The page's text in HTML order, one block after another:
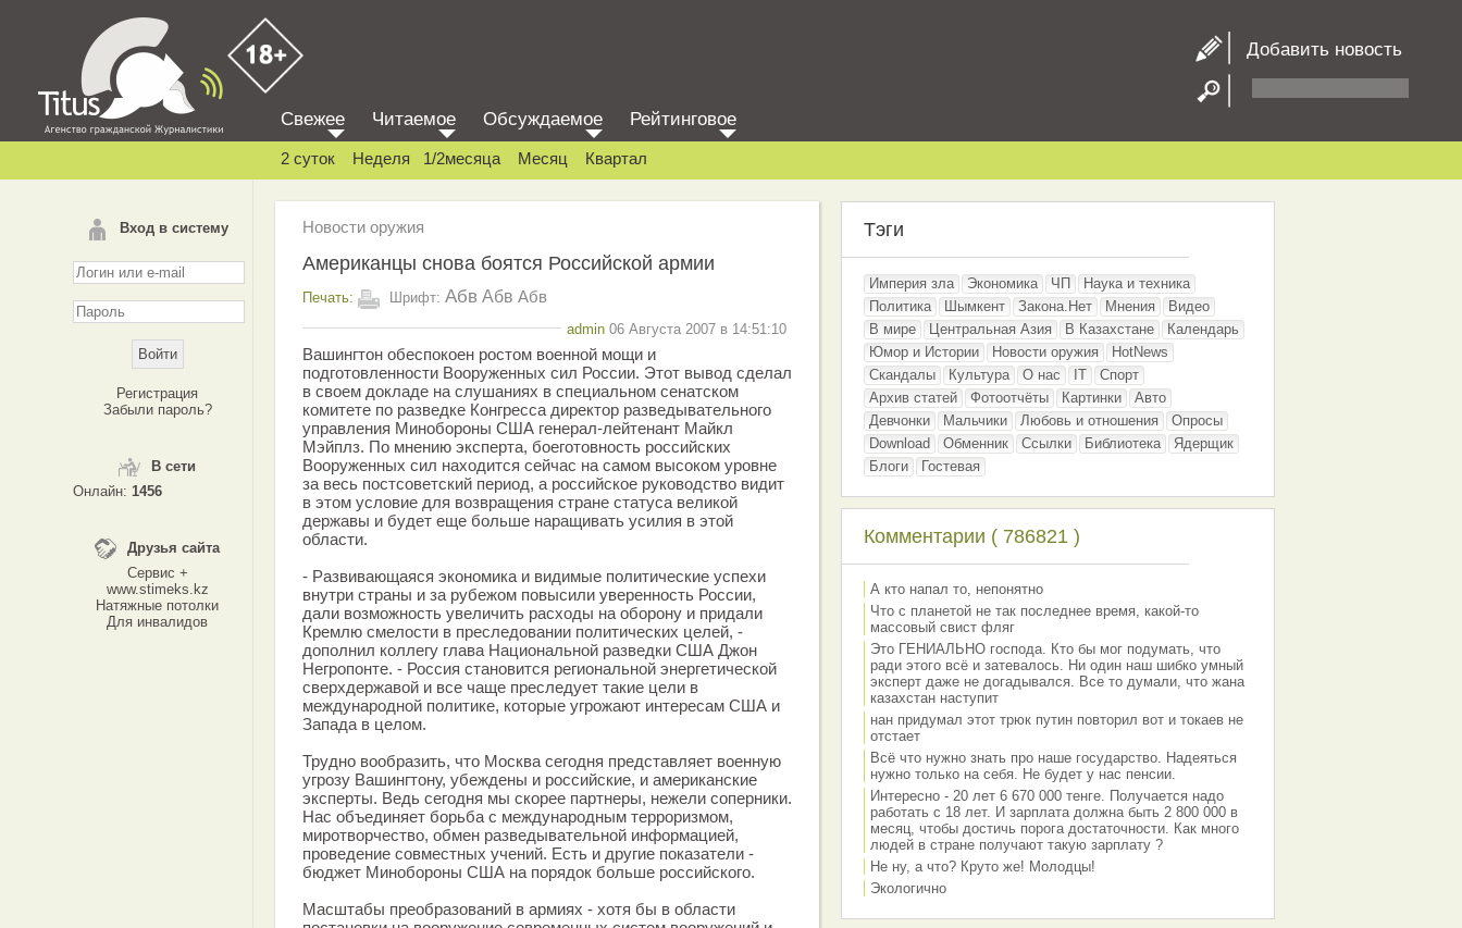
Добавить новость
Вход в систему
Регистрация
Забыли пароль?
В сети
Онлайн: 1456
Друзья сайта
Сервис +
www.stimeks.kz
Натяжные потолки
Для инвалидов
Свежее Читаемое Обсуждаемое Рейтинговое
2 суток Неделя 1/2месяца Месяц Квартал
Новости оружия
Американцы снова боятся Российской армии
Печать: Шрифт: Абв Абв Абв
admin 06 Августа 2007 в 14:51:10
Вашингтон обеспокоен ростом военной мощи и
подготовленности Вооруженных сил России. Этот вывод сделал
в своем докладе на слушаниях в специальном сенатском
комитете по разведке Конгресса директор разведывательного
управления Минобороны США генерал-лейтенант Майкл
Мэйплз. По мнению эксперта, боеготовность российских
Вооруженных сил находится сейчас на самом высоком уровне
за весь постсоветский период, а российское руководство видит
в этом условие для возвращения стране статуса великой
державы и будет еще больше наращивать усилия в этой
области.
- Развивающаяся экономика и видимые политические успехи
внутри страны и за рубежом повысили уверенность России,
дали возможность увеличить расходы на оборону и придали
Кремлю смелости в преследовании политических целей, -
дополнил коллегу глава Национальной разведки США Джон
Негропонте. - Россия становится региональной энергетической
сверхдержавой и все чаще преследует такие цели в
международной политике, которые угрожают интересам США и
Запада в целом.
Трудно вообразить, что Москва сегодня представляет военную
угрозу Вашингтону, убеждены и российские, и американские
эксперты. Ведь сегодня мы скорее партнеры, нежели соперники.
Нас объединяет борьба с международным терроризмом,
миротворчество, обмен разведывательной информацией,
проведение совместных учений. Есть и другие показатели -
бюджет Минобороны США на порядок больше российского.
Масштабы преобразований в армиях - хотя бы в области
Тэги
Империя зла Экономика ЧП
Наука и техника
Политика
Шымкент Закона.Нет Мнения
Видео
В мире
Центральная Азия В Казахстане
Календарь
Юмор и Истории
Новости оружия
HotNews
Скандалы
Культура О нас IT
Спорт
Архив статей
Фотоотчёты Картинки
Авто
Девчонки
Мальчики Любовь и отношения
Опросы
Download
Обменник Ссылки Библиотека
Ядерщик
Блоги
Гостевая
Комментарии ( 786821 )
А кто напал то, непонятно
Что с планетой не так последнее время, какой-то
массовый свист фляг
Это ГЕНИАЛЬНО господа. Кто бы мог подумать, что
ради этого всё и затевалось. Ни один наш шибко умный
эксперт даже не догадывался. Все то думали, что жана
казахстан наступит
нан придумал этот трюк путин повторил вот и токаев не
отстает
Всё что нужно знать про наше государство. Надеяться
нужно только на себя. Не будет у нас пенсии.
Интересно - 20 лет 6 670 000 тенге. Получается надо
работать с 18 лет. И зарплата должна быть 2 800 000 в
месяц, чтобы достичь порога достаточности. Как много
людей в стране получают такую зарплату ?
Не ну, а что? Круто же! Молодцы!
Экологично